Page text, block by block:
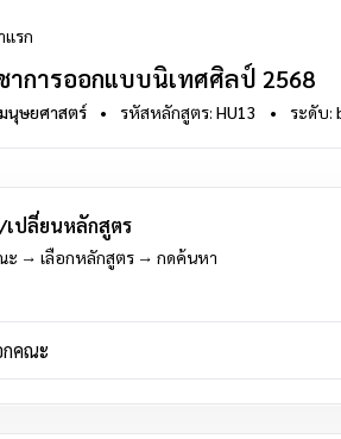
รก
าการออกแบบนิเทศศิลป์ 2568
นุษยศาสตร์ • รหัสหลักสูตร: HU13 • ระดับ:
ปลี่ยนหลักสูตร
ะ → เลือกหลักสูตร → กดค้นหา